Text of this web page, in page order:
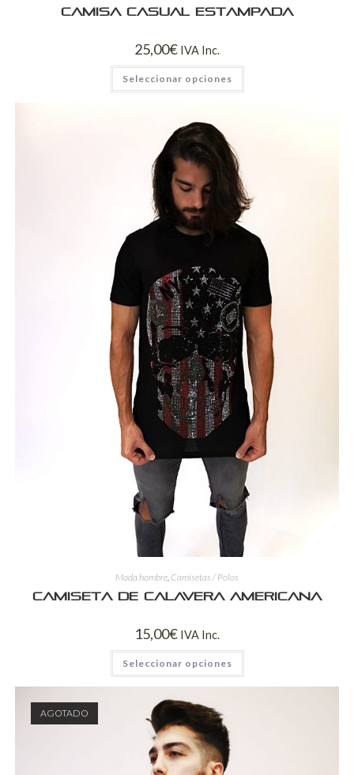
Camisa casual estampada
25,00€ IVA Inc.
Seleccionar opciones
Moda hombre Camisetas / Polos
Camiseta de calavera americana
15,00€ IVA Inc.
Seleccionar opciones
AGOTADO